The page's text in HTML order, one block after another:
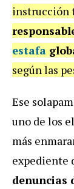
instrucción
estafa
según las
Ese
uno de los
más
expediente
denuncias